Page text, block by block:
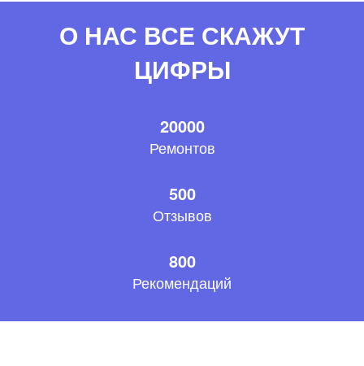
О НАС ВСЕ СКАЖУТ
ЦИФРЫ
20000
Ремонтов
500
Отзывов
800
Рекомендаций